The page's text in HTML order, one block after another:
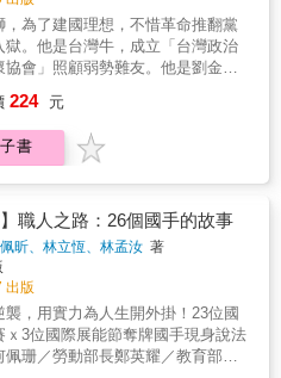
最終改寫命運。《我的青春臺灣，
港》不僅是一個人的青春故事，更
共同記憶。對於關心臺灣歷史、
是一部不容錯過的經典之作。
誼總會」，後並長期擔任會長，致
難者的生活。 本書透過口述史
的長期訪談、記錄撰寫，忠實地敘
成長經歷、受難經過，以及參與黨
心路歷程，揭示他在威權統治的
黨外運動的最前線，為了實現台灣
建國奮鬥不懈。他的經歷不僅是
動的縮影，更是台灣人勇於追求自
灣民主發展史，他不只見證，更參
陳菊（監察院院長）「很榮幸能
見證台灣歷史並且參與台灣的點
這些故事由張文隆記述下來，真
」---Linda Gail Arrigo 艾琳達（人
本書完整描述在政治壓迫的年代
不畏艱難勇於對抗獨裁的歷史詩
，為了建國理想，不惜革命推翻黨
獄。他是台灣牛，成立「台灣政治
協會」照顧弱勢難友。他是劉金
與其中。 劉金獅，1935年出生
猴，童年便目睹了二二八事件的
十三歲工作時，聽聞「思想犯」一
，經歷了嚴酷的審訊和十年的牢獄
後，在經營皮革事業的同時，熱心
，曾積極為郭雨新、盧修一、李
，是黨外運動中不可或缺的力
，與志同道合的難友創立「台灣政
誼總會」，後並長期擔任會長，致
難者的生活。 本書透過口述史
的長期訪談、記錄撰寫，忠實地敘
224 元
書
】職人之路：26個國手的故事
昕、林立恆、林孟汝 著
出版
襲，用實力為人生開外掛！23位國
ｘ3位國際展能節奪牌國手現身說法
珊／勞動部長鄭英耀／教育部長